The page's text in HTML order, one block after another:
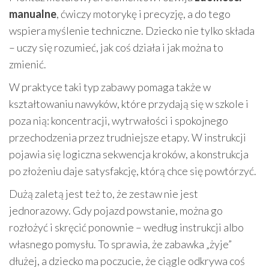
manualne, ćwiczy motorykę i precyzję, a do tego
wspiera myślenie techniczne. Dziecko nie tylko składa
– uczy się rozumieć, jak coś działa i jak można to
zmienić.
W praktyce taki typ zabawy pomaga także w
kształtowaniu nawyków, które przydają się w szkole i
poza nią: koncentracji, wytrwałości i spokojnego
przechodzenia przez trudniejsze etapy. W instrukcji
pojawia się logiczna sekwencja kroków, a konstrukcja
po złożeniu daje satysfakcję, którą chce się powtórzyć.
Dużą zaletą jest też to, że zestaw nie jest
jednorazowy. Gdy pojazd powstanie, można go
rozłożyć i skręcić ponownie – według instrukcji albo
własnego pomysłu. To sprawia, że zabawka „żyje”
dłużej, a dziecko ma poczucie, że ciągle odkrywa coś